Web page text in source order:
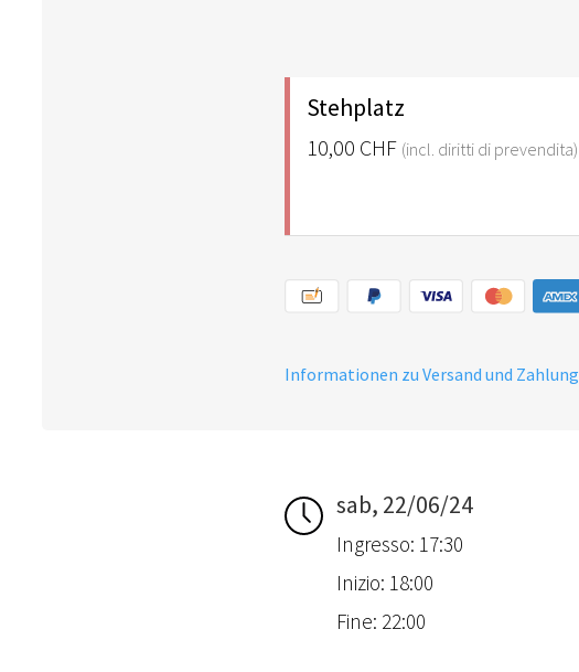
Stehplatz
10,00 CHF (incl. diritti di prevendita)
Informationen zu Versand und Zahlung
sab, 22/06/24
Ingresso: 17:30
Inizio: 18:00
Fine: 22:00